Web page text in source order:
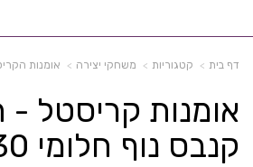
דף בית קטגוריות משחקי יצירה אומנות
אומנות קריסטל -
קנבס נוף חלומי 30*30